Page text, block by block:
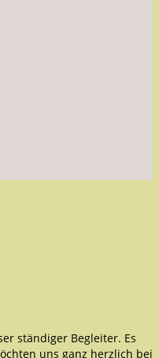
ständiger Begleiter. Es
uns ganz herzlich bei